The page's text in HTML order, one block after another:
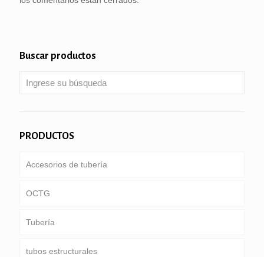
Buscar productos
PRODUCTOS
Accesorios de tubería
OCTG
Tubería & carcasa
Tubería de perforación
Tubería
ducto común
tubos estructurales